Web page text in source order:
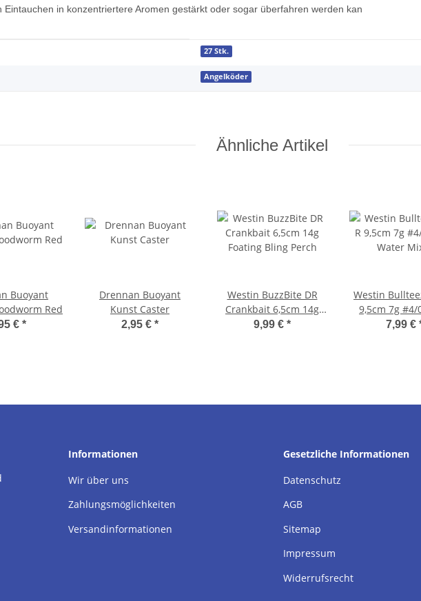
in konzentriertere Aromen gestärkt oder sogar überfahren werden kan
27 Stk.
Angelköder
Ähnliche Artikel
Red
€ *
Drennan Buoyant
Kunst Caster
2,95 € *
Westin BuzzBite DR
Crankbait 6,5cm 14g
Foating Bling Perch
9,99 € *
Westin
9,5cm 7g #4/
Water
7,99 €
Informationen
Wir über uns
Zahlungsmöglichkeiten
Versandinformationen
Gesetzliche Informationen
Datenschutz
AGB
Sitemap
Impressum
Widerrufsrecht